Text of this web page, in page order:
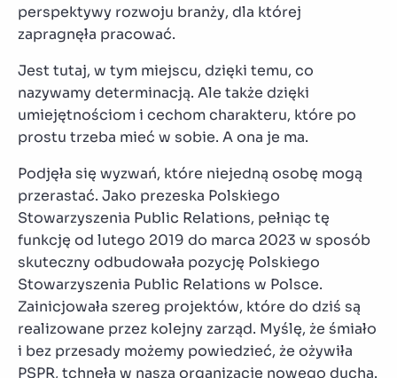
perspektywy rozwoju branży, dla której
zapragnęła pracować.
Jest tutaj, w tym miejscu, dzięki temu, co
nazywamy determinacją. Ale także dzięki
umiejętnościom i cechom charakteru, które po
prostu trzeba mieć w sobie. A ona je ma.
Podjęła się wyzwań, które niejedną osobę mogą
przerastać. Jako prezeska Polskiego
Stowarzyszenia Public Relations, pełniąc tę
funkcję od lutego 2019 do marca 2023 w sposób
skuteczny odbudowała pozycję Polskiego
Stowarzyszenia Public Relations w Polsce.
Zainicjowała szereg projektów, które do dziś są
realizowane przez kolejny zarząd. Myślę, że śmiało
i bez przesady możemy powiedzieć, że ożywiła
PSPR, tchnęła w naszą organizację nowego ducha.